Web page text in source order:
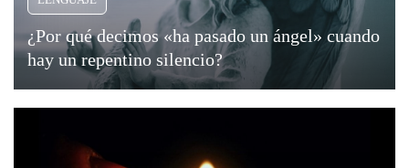
¿Por qué decimos «ha pasado un ángel» cuando
hay un repentino silencio?